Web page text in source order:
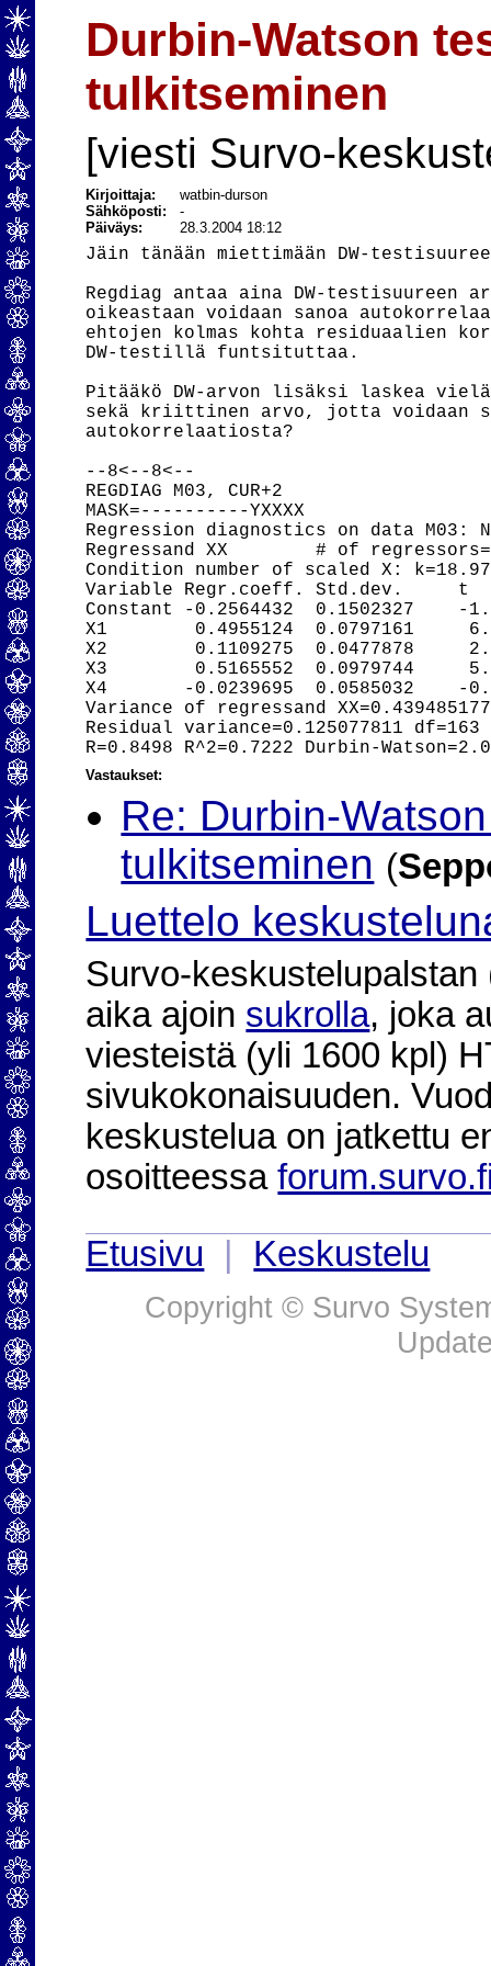
Durbin-Watson
tulkitseminen
[viesti Survo-
Kirjoittaja:
watbin-durson
Sähköposti:-
Päiväys:
28.3.2004 18:12
Jäin tänään miettimään DW-
Regdiag antaa aina DW-testisuureen
oikeastaan voidaan sanoa
ehtojen kolmas kohta residuaalien
DW-testillä funtsituttaa.
Pitääkö DW-arvon lisäksi laskea
sekä kriittinen arvo, jotta voidaan
autokorrelaatiosta?
--8<--8<--
REGDIAG M03, CUR+2
MASK=----------YXXXX
Regression diagnostics on data M03:
Regressand XX        # of
Condition number of scaled X:
Variable Regr.coeff. Std.dev.     t
Constant -0.2564432  0.1502327    -
X1        0.4955124  0.0797161
X2        0.1109275  0.0477878
X3        0.5165552  0.0979744
X4       -0.0239695  0.0585032    -
Variance of regressand
Residual variance=0.125077811 df=163
Vastaukset:
Re: Durbin-
tulkitseminen (
Luettelo
Survo-
aika ajoin sukrolla, joka
viesteistä (yli 1600 kpl)
sivukokonaisuuden.
keskustelua on jatkettu
osoitteessa
Etusivu
Keskustelu
Copyright © Survo